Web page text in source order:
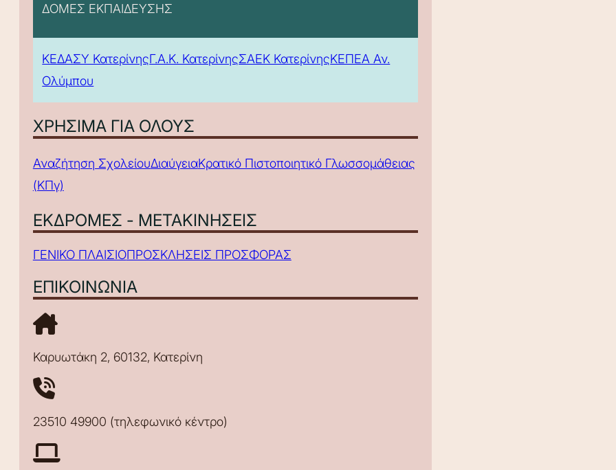
ΔΟΜΕΣ ΕΚΠΑΙΔΕΥΣΗΣ
ΚΕΔΑΣΥ ΚατερίνηςΓ.Α.Κ. ΚατερίνηςΣΑΕΚ ΚατερίνηςΚΕΠΕΑ Αν.
Ολύμπου
ΧΡΗΣΙΜΑ ΓΙΑ ΟΛΟΥΣ
Αναζήτηση ΣχολείουΔιαύγειαΚρατικό Πιστοποιητικό Γλωσσομάθειας
(ΚΠγ)
ΕΚΔΡΟΜΕΣ - ΜΕΤΑΚΙΝΗΣΕΙΣ
ΓΕΝΙΚΟ ΠΛΑΙΣΙΟΠΡΟΣΚΛΗΣΕΙΣ ΠΡΟΣΦΟΡΑΣ
ΕΠΙΚΟΙΝΩΝΙΑ
Καρυωτάκη 2, 60132, Κατερίνη
23510 49900 (τηλεφωνικό κέντρο)